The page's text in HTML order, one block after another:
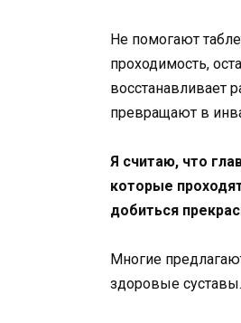
Не помогают
проходимость,
восстанавливает
превращают в
Я считаю, что
которые
добиться
Многие
здоровые